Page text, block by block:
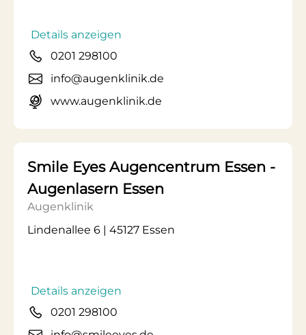
Details anzeigen
0201 298100
info@augenklinik.de
www.augenklinik.de
Smile Eyes Augencentrum Essen -
Augenlasern Essen
Augenklinik
Lindenallee 6 | 45127 Essen
Details anzeigen
0201 298100